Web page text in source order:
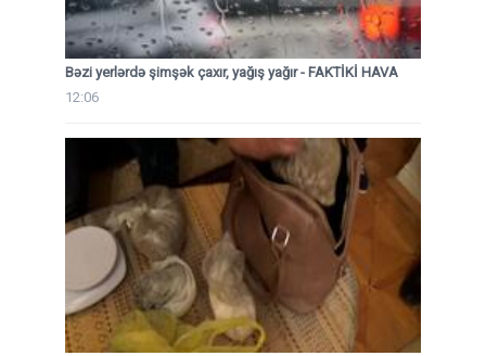
Bəzi yerlərdə şimşək çaxır, yağış yağır - FAKTİKİ HAVA
12:06